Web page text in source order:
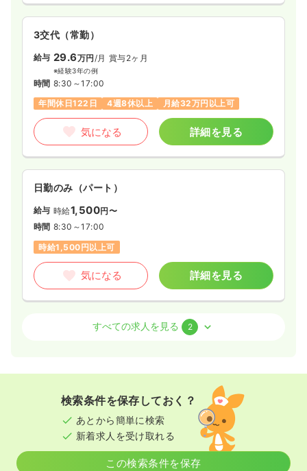
給与 18.5〜29.8
時間 8:30～17:00
日祝休み
第二新卒可 月給29万円以上可
気になる
その他 正看護師 一般病院
給与 19.0〜25.7万円
時間 8:30～17:00（休憩60分）
日祝休み
気になる 詳細を見る
給与 35.2〜41.7万円/月 賞与3.4ヶ月
時間 16:30～9:30
年間休日120日
第二新卒可
気になる
夜勤のみ（パート） 一時募集休止
給与 3.7〜3.9万円/回
気になる
オペ室(手術室) 正看護師 一般病院
万円〜/月 賞与3.2ヶ月
年間休日126日
オンコールあり
第二新卒可
気になる 詳細を見る
3交代（常勤）
給与 29.6万円/月 賞与2ヶ月
※経験3年の例
時間 8:30～17:00
年間休日122日
4週8休以上 月給32万円以上可
気になる 詳細を見る
日勤のみ（パート）
給与 時給1,500円〜
時間 8:30～17:00
時給1,500円以上可
気になる 詳細を見る
8:30～17:00
日祝休み
月給20万円以上可
気になる 詳細を見る
すべての求人を見る 2
検索条件を保存しておく？
あとから簡単に検索
新着求人を受け取れる
この検索条件を保存